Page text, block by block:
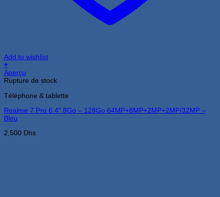
Add to wishlist
+
Aperçu
Rupture de stock
Téléphone & tablette
Realme 7 Pro 6.4″ 8Go – 128Go 64MP+8MP+2MP+2MP/32MP –
Bleu
2,500 Dhs